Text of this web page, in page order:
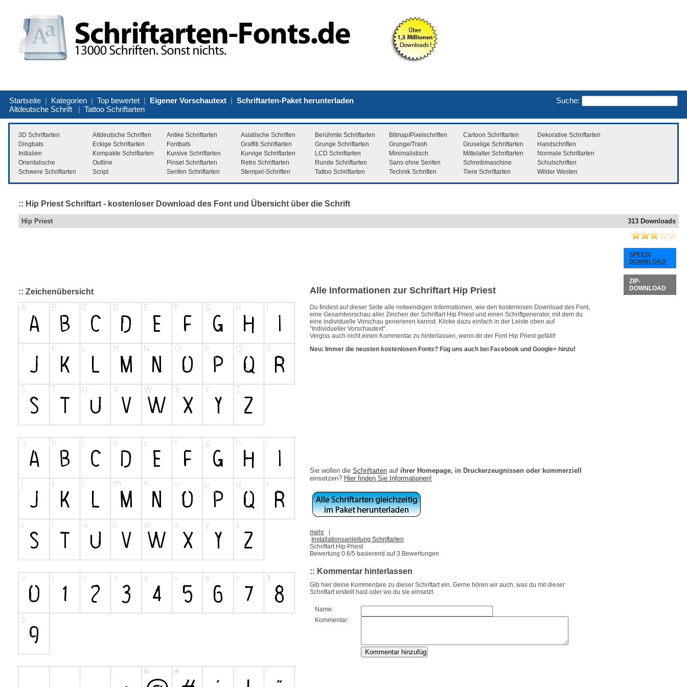
Suche:
Startseite | Kategorien | Top bewertet | Eigener Vorschautext | Schriftarten-Paket herunterladen
Altdeutsche Schrift | Tattoo Schriftarten
3D Schriftarten Altdeutsche Schriften Antike Schriftarten Asiatische Schriften Berühmte Schriftarten Bitmap/Pixelschriften Cartoon Schriftarten
Dekorative Schriftarten
Dingbats
Eckige Schriftarten Fontbats Graffiti Schriftarten Grunge Schriftarten Grunge/Trash Gruselige Schriftarten
Handschriften
Initialien
Kompakte Schriftarten Kursive Schriftarten Kurvige Schriftarten LCD Schriftarten Minimalistisch Mittelalter Schriftarten
Normale Schriftarten
Orientalische
Outline Pinsel Schriftarten Retro Schriftarten Runde Schriftarten Sans ohne Serifen Schreibmaschine
Schulschriften
Schwere Schriftarten
Script Serifen Schriftarten Stempel-Schriften Tattoo Schriftarten Technik Schriften Tiere Schriftarten Wilder Westen
:: Hip Priest Schriftart - kostenloser Download des Font und Übersicht über die Schrift
313 Downloads
Hip Priest
SPEED-
DOWNLOAD
ZIP-
DOWNLOAD
:: Zeichenübersicht Alle Informationen zur Schriftart Hip Priest
Du findest auf dieser Seite alle notwendigen Informationen, wie den kostenlosen Download des Font,
eine Gesamtvorschau aller Zeichen der Schriftart Hip Priest und einen Schriftgenerator, mit dem du
eine individuelle Vorschau generieren kannst. Klicke dazu einfach in der Leiste oben auf
"Individueller Vorschautext".
Vergiss auch nicht einen Kommentar zu hinterlassen, wenn dir der Font Hip Priest gefällt!
Neu: Immer die neusten kostenlosen Fonts? Füg uns auch bei Facebook und Google+ hinzu!
Sie wollen die Schriftarten auf ihrer Homepage, in Druckerzeugnissen oder kommerziell
einsetzen? Hier finden Sie Informationen!
mehr
Installationsanleitung Schriftarten
Schriftart Hip Priest
Bewertung 0.6/5 basierend auf3 Bewertungen
:: Kommentar hinterlassen
Gib hier deine Kommentare zu dieser Schriftart ein. Gerne hören wir auch, was du mit dieser
Schriftart erstellt hast oder wo du sie einsetzt.
Name:
Kommentar: